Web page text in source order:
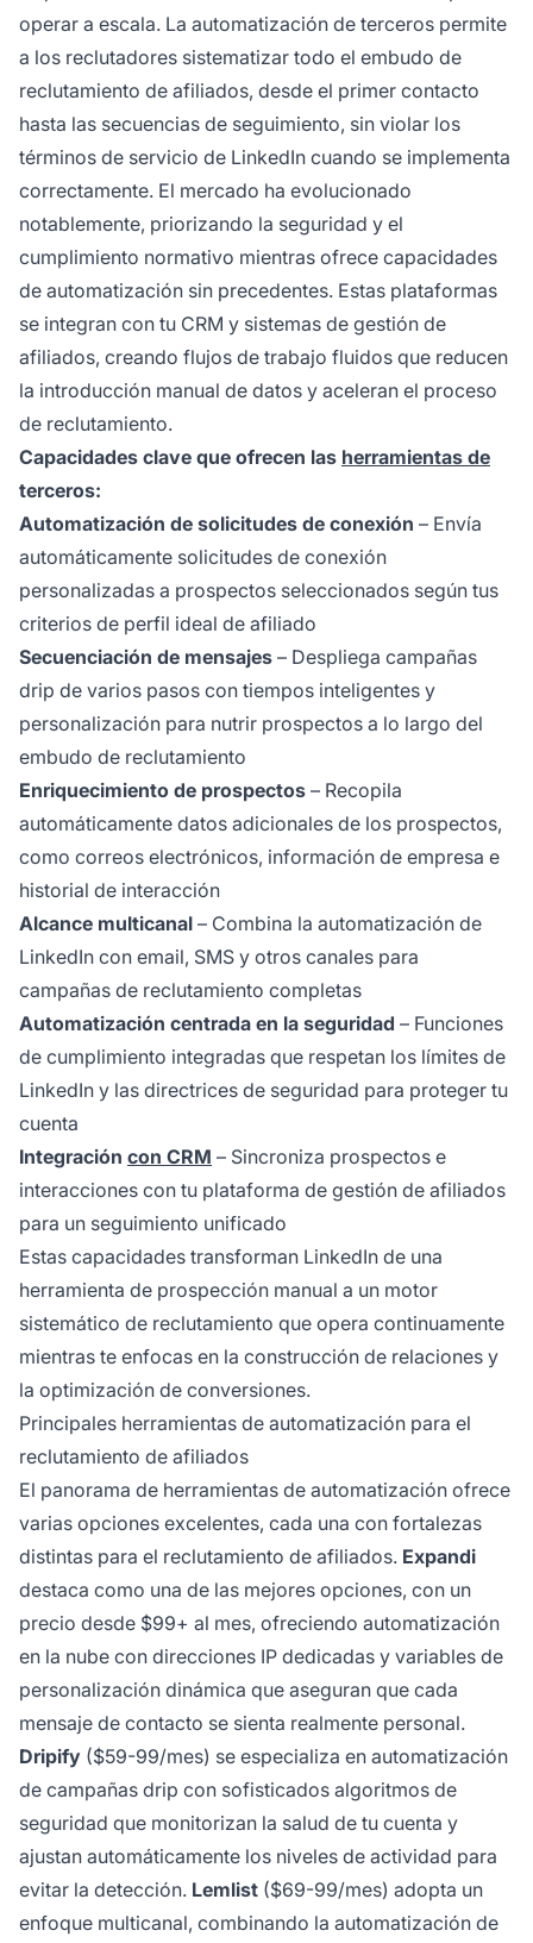
operar a escala. La automatización de terceros permite
a los reclutadores sistematizar todo el embudo de
reclutamiento de afiliados, desde el primer contacto
hasta las secuencias de seguimiento, sin violar los
términos de servicio de LinkedIn cuando se implementa
correctamente. El mercado ha evolucionado
notablemente, priorizando la seguridad y el
cumplimiento normativo mientras ofrece capacidades
de automatización sin precedentes. Estas plataformas
se integran con tu CRM y sistemas de gestión de
afiliados, creando flujos de trabajo fluidos que reducen
la introducción manual de datos y aceleran el proceso
de reclutamiento.
Capacidades clave que ofrecen las herramientas de
terceros:
Automatización de solicitudes de conexión – Envía
automáticamente solicitudes de conexión
personalizadas a prospectos seleccionados según tus
criterios de perfil ideal de afiliado
Secuenciación de mensajes – Despliega campañas
drip de varios pasos con tiempos inteligentes y
personalización para nutrir prospectos a lo largo del
embudo de reclutamiento
Enriquecimiento de prospectos – Recopila
automáticamente datos adicionales de los prospectos,
como correos electrónicos, información de empresa e
historial de interacción
Alcance multicanal – Combina la automatización de
LinkedIn con email, SMS y otros canales para
campañas de reclutamiento completas
Automatización centrada en la seguridad – Funciones
de cumplimiento integradas que respetan los límites de
LinkedIn y las directrices de seguridad para proteger tu
cuenta
Integración con CRM – Sincroniza prospectos e
interacciones con tu plataforma de gestión de afiliados
para un seguimiento unificado
Estas capacidades transforman LinkedIn de una
herramienta de prospección manual a un motor
sistemático de reclutamiento que opera continuamente
mientras te enfocas en la construcción de relaciones y
la optimización de conversiones.
Principales herramientas de automatización para el
reclutamiento de afiliados
El panorama de herramientas de automatización ofrece
varias opciones excelentes, cada una con fortalezas
distintas para el reclutamiento de afiliados. Expandi
destaca como una de las mejores opciones, con un
precio desde $99+ al mes, ofreciendo automatización
en la nube con direcciones IP dedicadas y variables de
personalización dinámica que aseguran que cada
mensaje de contacto se sienta realmente personal.
Dripify ($59-99/mes) se especializa en automatización
de campañas drip con sofisticados algoritmos de
seguridad que monitorizan la salud de tu cuenta y
ajustan automáticamente los niveles de actividad para
evitar la detección. Lemlist ($69-99/mes) adopta un
enfoque multicanal, combinando la automatización de